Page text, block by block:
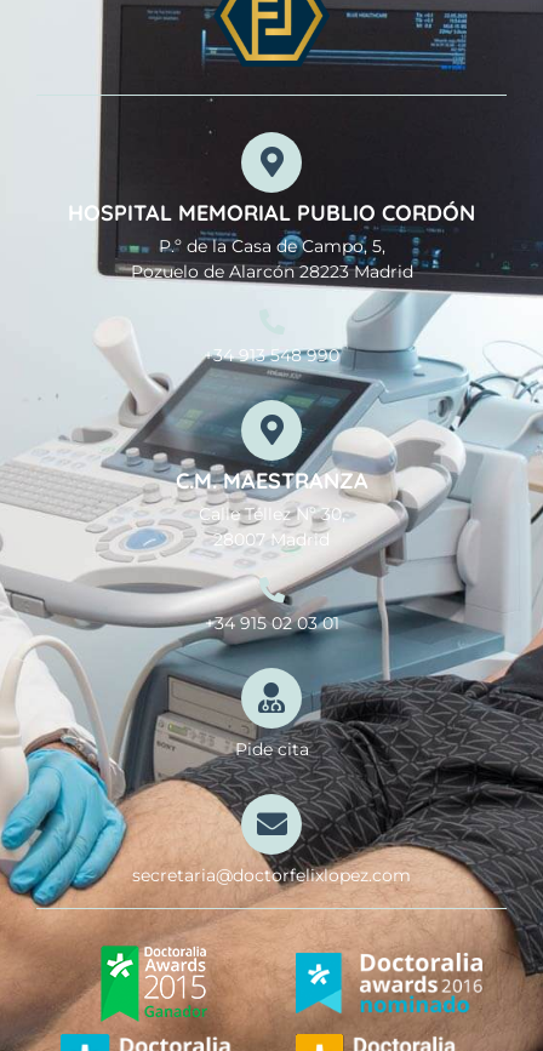
HOSPITAL MEMORIAL PUBLIO CORDÓN
P.º de la Casa de Campo, 5,
Pozuelo de Alarcón 28223 Madrid
+34 913 548 990
C.M. MAESTRANZA
Calle Téllez Nº 30,
28007 Madrid
+34 915 02 03 01
Pide cita
secretaria@doctorfelixlopez.com